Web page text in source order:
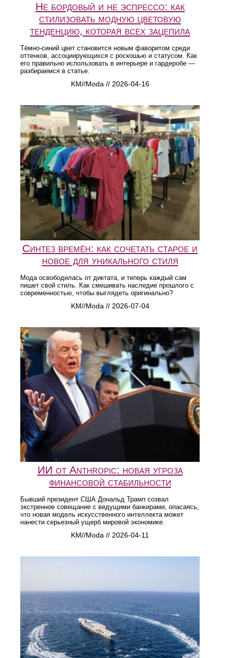
Не бордовый и не эспрессо: как
стилизовать модную цветовую
тенденцию, которая всех зацепила
Тёмно-синий цвет становится новым фаворитом среди
оттенков, ассоциирующихся с роскошью и статусом. Как
его правильно использовать в интерьере и гардеробе —
разбираемся в статье.
KM//Moda // 2026-04-16
Синтез времён: как сочетать старое и
новое для уникального стиля
Мода освободилась от диктата, и теперь каждый сам
пишет свой стиль. Как смешивать наследие прошлого с
современностью, чтобы выглядеть оригинально?
KM//Moda // 2026-07-04
ИИ от Anthropic: новая угроза
финансовой стабильности
Бывший президент США Дональд Трамп созвал
экстренное совещание с ведущими банкирами, опасаясь,
что новая модель искусственного интеллекта может
нанести серьезный ущерб мировой экономике.
KM//Moda // 2026-04-11